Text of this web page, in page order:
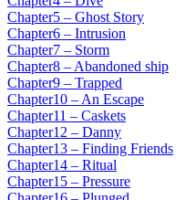
Chapter5 – Ghost Story
Chapter6 – Intrusion
Chapter7 – Storm
Chapter8 – Abandoned ship
Chapter9 – Trapped
Chapter10 – An Escape
Chapter11 – Caskets
Chapter12 – Danny
Chapter13 – Finding Friends
Chapter14 – Ritual
Chapter15 – Pressure